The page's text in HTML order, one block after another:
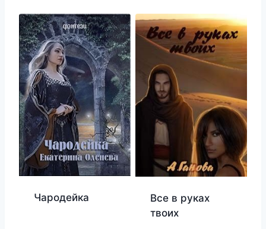
Чародейка
Все в руках
твоих